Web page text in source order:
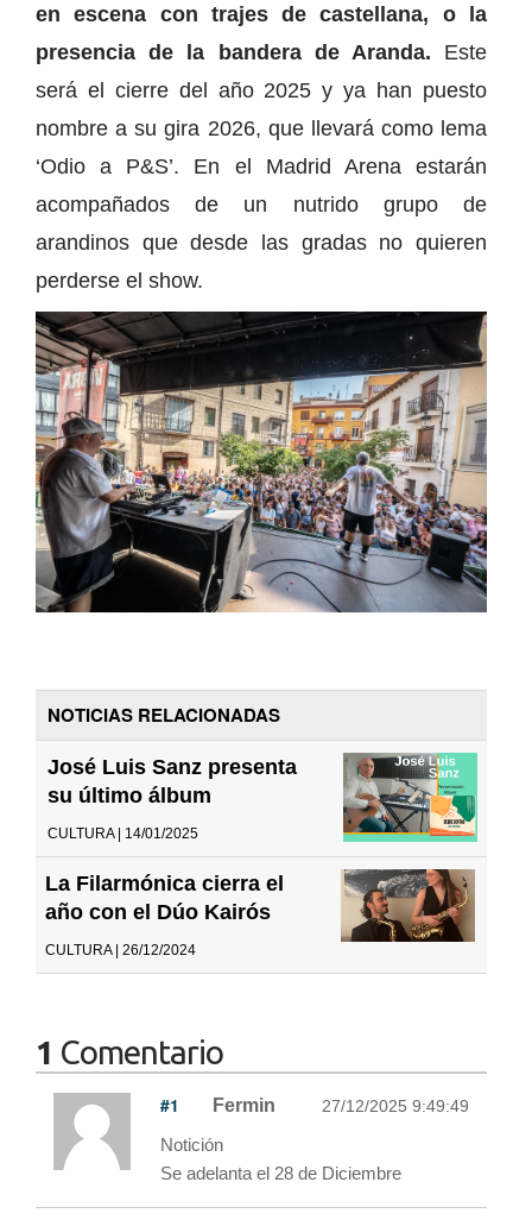
en escena con trajes de castellana, o la
presencia de la bandera de Aranda. Este
será el cierre del año 2025 y ya han puesto
nombre a su gira 2026, que llevará como lema
‘Odio a P&S’. En el Madrid Arena estarán
acompañados de un nutrido grupo de
arandinos que desde las gradas no quieren
perderse el show.
NOTICIAS RELACIONADAS
José Luis Sanz presenta
su último álbum
CULTURA | 14/01/2025
La Filarmónica cierra el
año con el Dúo Kairós
CULTURA | 26/12/2024
1 Comentario
#1 Fermin 27/12/2025 9:49:49
Notición
Se adelanta el 28 de Diciembre